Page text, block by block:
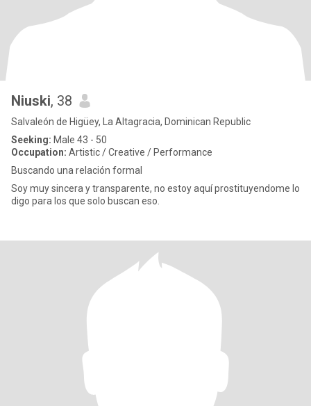
Niuski, 38
Salvaleón de Higüey, La Altagracia, Dominican Republic
Seeking: Male 43 - 50
Occupation: Artistic / Creative / Performance
Buscando una relación formal
Soy muy sincera y transparente, no estoy aquí prostituyendome lo
digo para los que solo buscan eso.